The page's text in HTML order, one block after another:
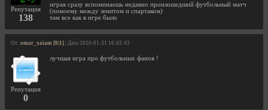
Репутация
138
играя сразу вспоминаешь недавно произошедший футбольный матч
(помоему между зенитом и спартаком)
там все как в игре было
От: omar_xaiam [0|1] | Дата 2010-01-31 16:03:43
Репутация
0
лучшая игра про футбольных фанов !